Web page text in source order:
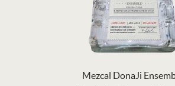
Mezcal DonaJi